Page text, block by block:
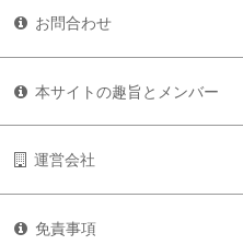
お問合わせ
本サイトの趣旨とメンバー
運営会社
免責事項